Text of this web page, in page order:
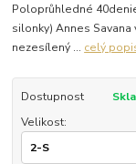
Poloprůhledné
silonky) Annes
nezesílený ... celý
Dostupnost
Velikost: